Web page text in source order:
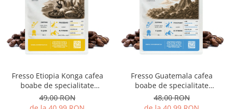
Fresso Etiopia Konga cafea
boabe de specialitate
proaspăt prăjită
49,00 RON
Fresso Guatemala cafea
boabe de specialitate
proaspăt prăjită
48,00 RON